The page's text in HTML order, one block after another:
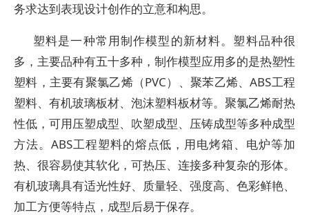
务求达到表现设计创作的立意和构思。
塑料是一种常用制作模型的新材料。塑料品种很
多，主要品种有五十多种，制作模型应用多的是热塑性
塑料，主要有聚氯乙烯（PVC）、聚苯乙烯、ABS工程
塑料、有机玻璃板材、泡沫塑料板材等。聚氯乙烯耐热
性低，可用压塑成型、吹塑成型、压铸成型等多种成型
方法。ABS工程塑料的熔点低，用电烤箱、电炉等加
热、很容易使其软化，可热压、连接多种复杂的形体。
有机玻璃具有适光性好、质量轻、强度高、色彩鲜艳、
加工方便等特点，成型后易于保存。